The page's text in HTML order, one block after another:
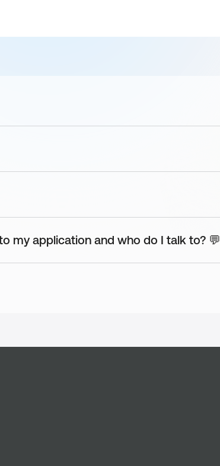
my application and who do I talk to? 💬